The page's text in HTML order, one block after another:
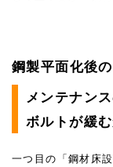
鋼製平面化後
メンテナン
ボルトが緩
一つ目の「鋼材床